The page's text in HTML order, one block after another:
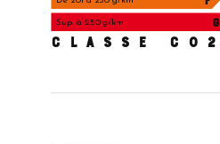
Sup. à 250 g/km G
CLASSE C02